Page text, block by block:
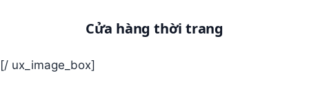
Cửa hàng thời trang
[/ ux_image_box]